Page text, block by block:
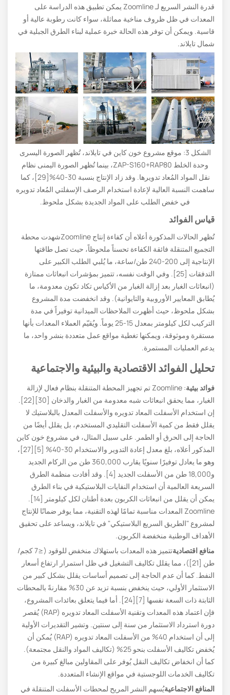
قدرة النشر السريع لـ Zoomline يمكن تطبيق هذه الدراسة على
المعدات في ظل ظروف مناخية مماثلة، سواء كانت رطوبة عالية أو
قاسية. ويمكن أن توفر هذه الحالة خبرة عملية لبناء الطرق الجبلية في
شمال تايلاند.
الشكل 3: موقع مشروع خون كاين في تايلاند، تُظهر الصورة اليسرى
وحدة الخلط ZAP-S160+RAP80، بينما تُظهر الصورة اليمنى نظام
نقل المواد المُعاد تدويرها. وقد زاد الإنتاج بنسبة 30-40%[29]، كما
ساهمت النسبة العالية لإعادة استخدام الرصف الإسفلتي المُعاد تدويره
في خفض الطلب على المواد الجديدة بشكل ملحوظ.
قياس الفوائد
تُظهر الحالات المذكورة أعلاه أن كفاءة إنتاج Zoomlineشهدت محطة
التجميع المتنقلة فائقة الكفاءة تحسناً ملحوظاً، حيث تصل طاقتها
الإنتاجية إلى 200-240 طن/ساعة، ما يُلبي الطلب الكبير على
التدفقات [25]. وفي الوقت نفسه، تتميز بمؤشرات انبعاثات ممتازة
(انبعاثات الغبار بعد إزالة الغبار من الأكياس تكاد تكون معدومة، ما
يُطابق المعايير الأوروبية والتايوانية). وقد انخفضت مدة المشروع
بشكل ملحوظ، حيث أظهرت الملاحظات الميدانية توفيراً في مدة
التركيب لكل كيلومتر بمعدل 15-25 يوماً. ويُقيّم العملاء المعدات بأنها
مستقرة وموثوقة، ويمكنها تغطية مواقع عمل متعددة بنشر واحد، ما
يدعم العمليات المستمرة.
تحليل الفوائد الاقتصادية والبيئية والاجتماعية
فوائد بيئية
: Zoomline تم تجهيز المحطة المتنقلة بنظام فعال لإزالة
الغبار، مما يحقق انبعاثات شبه معدومة من الغبار والدخان [30][22].
إن استخدام الأسفلت المعاد تدويره والأسفلت المعدل بالبلاستيك لا
يقلل فقط من كمية الأسفلت التقليدي المستخدم، بل يقلل أيضًا من
الحاجة إلى الحرق أو الطمر. على سبيل المثال، في مشروع خون كاين
المذكور أعلاه، بلغ معدل إعادة التدوير والاستخدام 30-40% [5][27]،
وهو ما يعادل توفيرًا سنويًا يقارب 360,000 طن من الركام الجديد
و18,000 طن من الأسفلت الجديد [4]. وقد أفادت منظمة الطرق
السريعة العالمية أن استخدام النفايات البلاستيكية في بناء الطرق
يمكن أن يقلل من انبعاثات الكربون بعدة أطنان لكل كيلومتر [14].
Zoomline المعدات مناسبة تمامًا لهذه التقنية، مما يوفر ضمانًا للإنتاج
لمشروع "الطريق السريع البلاستيكي" في تايلاند، ويساعد على تحقيق
الأهداف الوطنية منخفضة الكربون.
منافع اقتصادية
تتميز هذه المعدات باستهلاك منخفض للوقود (≤7 كجم/
طن [21])، مما يقلل تكاليف التشغيل في ظل استمرار ارتفاع أسعار
النفط. كما أن عدم الحاجة إلى تصميم أساسات يقلل بشكل كبير من
الاستثمار الأولي، حيث ينخفض ​​بنسبة تزيد عن 30% مقارنةً بالمحطات
الثابتة ذات السعة نفسها [7][24]. أما فيما يتعلق بعائدات المشروع،
فإن اعتماد هذه المعدات وتقنية الأسفلت المعاد تدويره (RAP) يُقصر
دورة استرداد الاستثمار من سنة إلى سنتين. وتشير التقديرات الأولية
إلى أن استخدام 40% من الأسفلت المعاد تدويره (RAP) يُمكن أن
يُخفض تكاليف الأسفلت بنحو 25% (تكاليف المواد والنقل مجتمعة).
كما أن انخفاض تكاليف النقل يُوفر على المقاولين مبالغ كبيرة من
تكاليف الخدمات اللوجستية في مواقع الإنشاء المتعددة.
المنافع الاجتماعيةيُسهم النشر المريح لمحطات الأسفلت المتنقلة في